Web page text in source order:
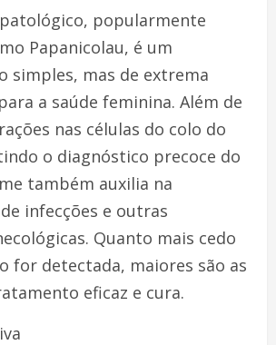
popularmente
Papanicolau, é um
simples, mas de extrema
a saúde feminina. Além de
nas células do colo do
o diagnóstico precoce do
também auxilia na
infecções e outras
Quanto mais cedo
for detectada, maiores são as
eficaz e cura.